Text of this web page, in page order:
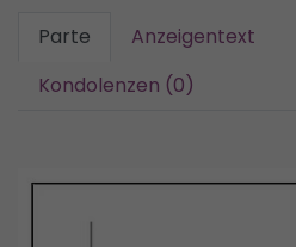
Parte Anzeigentext
Kondolenzen (0)